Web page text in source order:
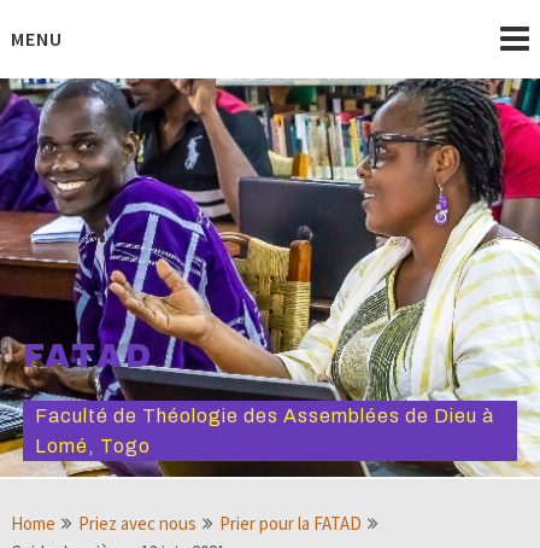
toMENU
FATAD
Faculté de Théologie des Assemblées de Dieu à
Lomé, Togo
Home Priez avec nous
Prier pour la FATAD